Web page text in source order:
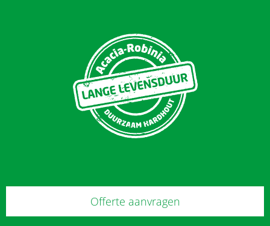
Offerte aanvragen